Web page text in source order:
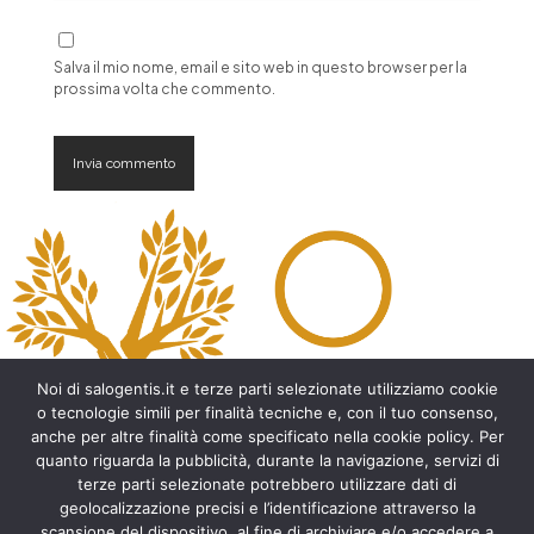
Salva il mio nome, email e sito web in questo browser per la
prossima volta che commento.
A
l
t
e
r
n
a
v
e
:
Archeologia del Salento
Cripte e ambienti rupestri del Salento
Noi di salogentis.it e terze parti selezionate utilizziamo cookie
o tecnologie simili per finalità tecniche e, con il tuo consenso,
anche per altre finalità come specificato nella cookie policy. Per
quanto riguarda la pubblicità, durante la navigazione, servizi di
terze parti selezionate potrebbero utilizzare dati di
geolocalizzazione precisi e l’identificazione attraverso la